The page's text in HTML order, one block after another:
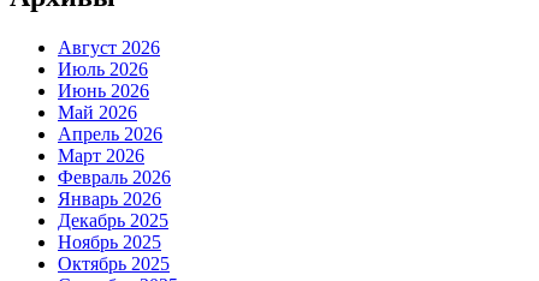
Август 2026
Июль 2026
Июнь 2026
Май 2026
Апрель 2026
Март 2026
Февраль 2026
Январь 2026
Декабрь 2025
Ноябрь 2025
Октябрь 2025